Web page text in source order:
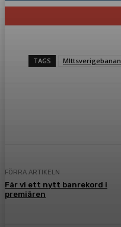
TAGS MIttsverigebanan
FÖRRA ARTIKELN
Får vi ett nytt banrekord i
premiären